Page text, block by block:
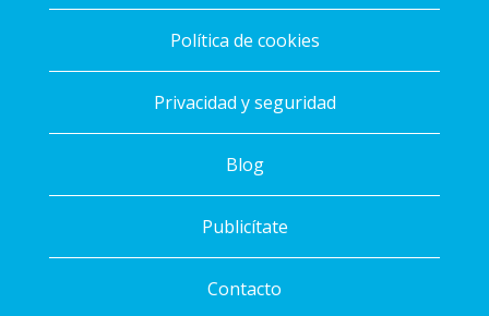
Política de cookies
Privacidad y seguridad
Blog
Publicítate
Contacto